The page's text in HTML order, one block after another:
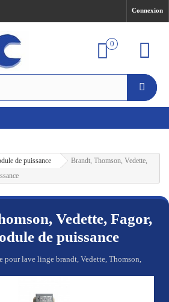
Connexion
0
de puissance
Brandt, Thomson, Vedette,
Vedette, Fagor,
de puissance
pour lave linge brandt, Vedette, Thomson,